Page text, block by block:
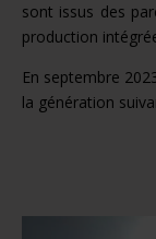
sont issus des
production
En septembre
la génération